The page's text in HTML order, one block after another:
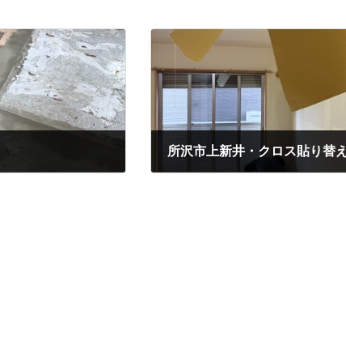
所沢市上新井・クロス貼り替え